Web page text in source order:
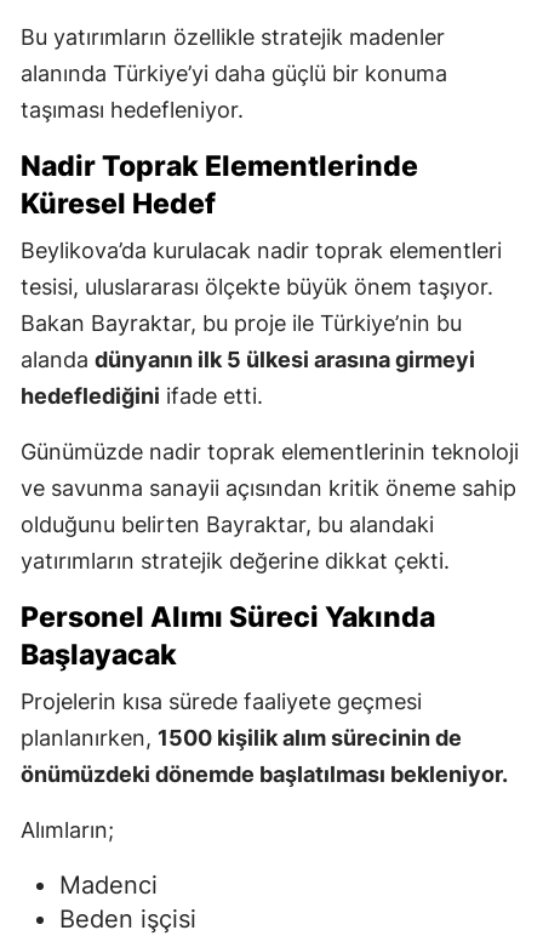
Bu yatırımların özellikle stratejik madenler
alanında Türkiye’yi daha güçlü bir konuma
taşıması hedefleniyor.
Nadir Toprak Elementlerinde
Küresel Hedef
Beylikova’da kurulacak nadir toprak elementleri
tesisi, uluslararası ölçekte büyük önem taşıyor.
Bakan Bayraktar, bu proje ile Türkiye’nin bu
alanda dünyanın ilk 5 ülkesi arasına girmeyi
hedeflediğini ifade etti.
Günümüzde nadir toprak elementlerinin teknoloji
ve savunma sanayii açısından kritik öneme sahip
olduğunu belirten Bayraktar, bu alandaki
yatırımların stratejik değerine dikkat çekti.
Personel Alımı Süreci Yakında
Başlayacak
Projelerin kısa sürede faaliyete geçmesi
planlanırken, 1500 kişilik alım sürecinin de
önümüzdeki dönemde başlatılması bekleniyor.
Alımların;
Madenci
Beden işçisi